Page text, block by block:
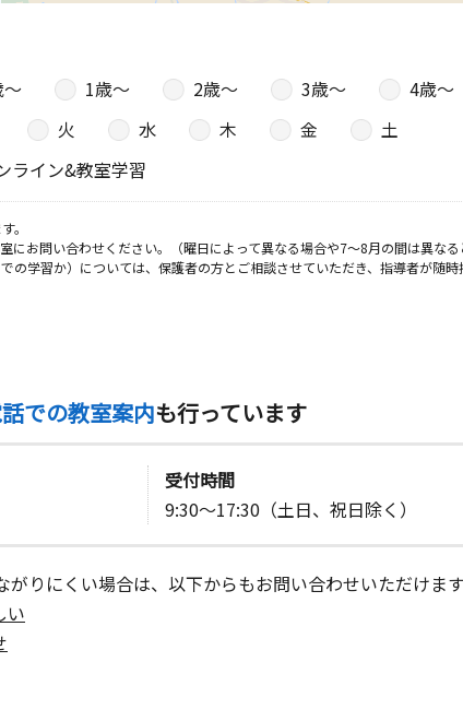
1歳〜 2歳〜 3歳〜 4歳〜
火 水 木 金
土
ライン&教室学習
。
お問い合わせください。（曜日によって異なる場合や7～8月の間は異なる
学習か）については、保護者の方とご相談させていただき、指導者が随時
での教室案内も行っています
受付時間
9:30～17:30（土日、祝日除く）
りにくい場合は、以下からもお問い合わせいただけます
い